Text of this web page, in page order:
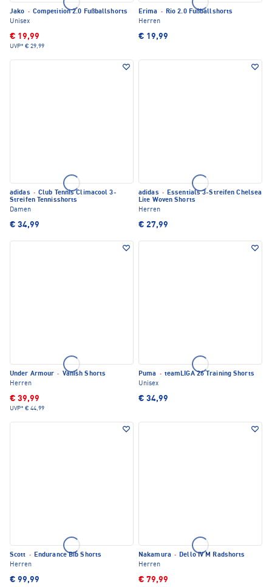
Jako · Competition 2.0 Fußballshorts
Unisex
€ 19,99
UVP* € 29,99
Erima · Rio 2.0 Fußballshorts
Herren
€ 19,99
adidas · Club Tennis Climacool 3-
Streifen Tennisshorts
Damen
€ 34,99
adidas · Essentials 3-Streifen Chelsea
Lite Woven Shorts
Herren
€ 27,99
Under Armour · Vanish Shorts
Herren
€ 39,99
UVP* € 44,99
Puma · teamLIGA 26 Training Shorts
Unisex
€ 34,99
Scott · Endurance Bib Shorts
Herren
€ 99,99
Nakamura · Dello IV M Radshorts
Herren
€ 79,99